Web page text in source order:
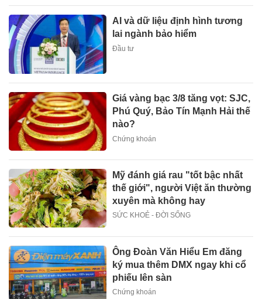
AI và dữ liệu định hình tương
lai ngành bảo hiểm
Đầu tư
Giá vàng bạc 3/8 tăng vọt: SJC,
Phú Quý, Bảo Tín Mạnh Hải thế
nào?
Chứng khoán
Mỹ đánh giá rau "tốt bậc nhất
thế giới", người Việt ăn thường
xuyên mà không hay
SỨC KHOẺ - ĐỜI SỐNG
Ông Đoàn Văn Hiểu Em đăng
ký mua thêm DMX ngay khi cổ
phiếu lên sàn
Chứng khoán